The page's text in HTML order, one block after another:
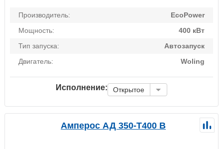
Производитель:
EcoPower
Мощность:
400 кВт
Тип запуска:
Автозапуск
Двигатель:
Woling
Исполнение: Открытое
Амперос АД 350-Т400 B